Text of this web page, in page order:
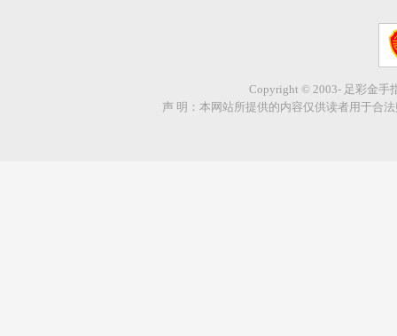
Copyright © 2003- 足彩金手
声 明：本网站所提供的内容仅供读者用于合